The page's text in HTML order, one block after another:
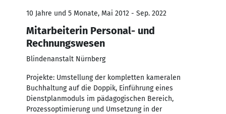
10 Jahre und 5 Monate, Mai 2012 - Sep. 2022
Mitarbeiterin Personal- und
Rechnungswesen
Blindenanstalt Nürnberg
Projekte: Umstellung der kompletten kameralen
Buchhaltung auf die Doppik, Einführung eines
Dienstplanmoduls im pädagogischen Bereich,
Prozessoptimierung und Umsetzung in der